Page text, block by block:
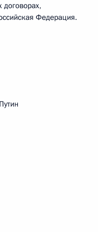
договорах,
Федерация.